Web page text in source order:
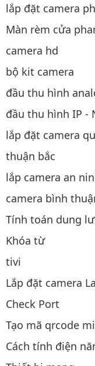
lắp đặt camera
Màn rèm cửa
camera hd
bộ kit camera
đầu thu hình
đầu thu hình IP -
lắp đặt camera
thuận bắc
lắp camera an
camera bình
Tính toán dung
Khóa từ
tivi
Lắp đặt camera
Check Port
Tạo mã qrcode
Cách tính điện